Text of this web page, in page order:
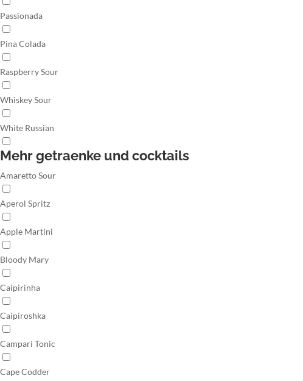
Passionada
Pina Colada
Raspberry Sour
Whiskey Sour
White Russian
Mehr getraenke und cocktails
Amaretto Sour
Aperol Spritz
Apple Martini
Bloody Mary
Caipirinha
Caipiroshka
Campari Tonic
Cape Codder